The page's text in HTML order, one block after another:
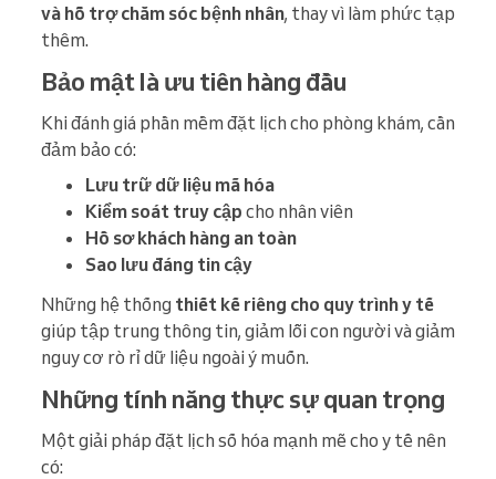
và hỗ trợ chăm sóc bệnh nhân, thay vì làm phức tạp
thêm.
Bảo mật là ưu tiên hàng đầu
Khi đánh giá phần mềm đặt lịch cho phòng khám, cần
đảm bảo có:
Lưu trữ dữ liệu mã hóa
Kiểm soát truy cập cho nhân viên
Hồ sơ khách hàng an toàn
Sao lưu đáng tin cậy
Những hệ thống thiết kế riêng cho quy trình y tế
giúp tập trung thông tin, giảm lỗi con người và giảm
nguy cơ rò rỉ dữ liệu ngoài ý muốn.
Những tính năng thực sự quan trọng
Một giải pháp đặt lịch số hóa mạnh mẽ cho y tế nên
có: